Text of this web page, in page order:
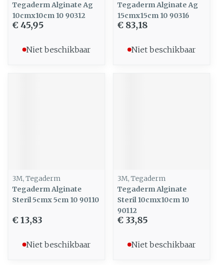
Tegaderm Alginate Ag
10cmx10cm 10 90312
€ 45,95
Niet beschikbaar
Tegaderm Alginate Ag
15cmx15cm 10 90316
€ 83,18
Niet beschikbaar
3M, Tegaderm
Tegaderm Alginate
Steril 5cmx 5cm 10 90110
€ 13,83
Niet beschikbaar
3M, Tegaderm
Tegaderm Alginate
Steril 10cmx10cm 10
90112
€ 33,85
Niet beschikbaar